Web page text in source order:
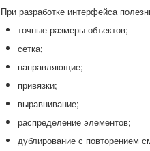
При разработке интерфейса
точные размеры объектов;
сетка;
направляющие;
привязки;
выравнивание;
распределение элементов;
дублирование с повторением